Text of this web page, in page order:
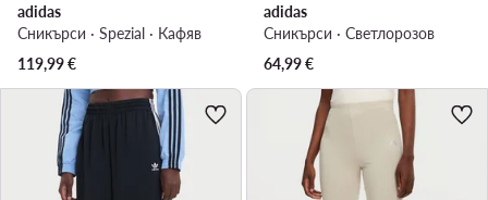
adidas
Сникърси · Spezial · Кафяв
119,99€
adidas
Сникърси · Светлорозов
64,99€